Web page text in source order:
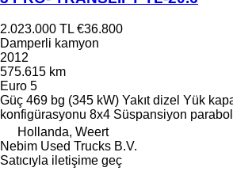
2.023.000 TL €36.800
Damperli kamyon
2012
575.615 km
Euro 5
Güç 469 bg (345 kW) Yakıt dizel Yük
konfigürasyonu 8x4 Süspansiyon
Hollanda, Weert
Nebim Used Trucks B.V.
Satıcıyla iletişime geç